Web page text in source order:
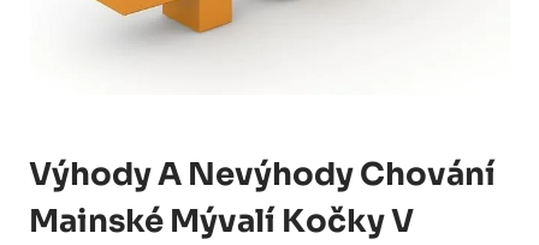
Výhody A Nevýhody Chování
Mainské Mývalí Kočky V